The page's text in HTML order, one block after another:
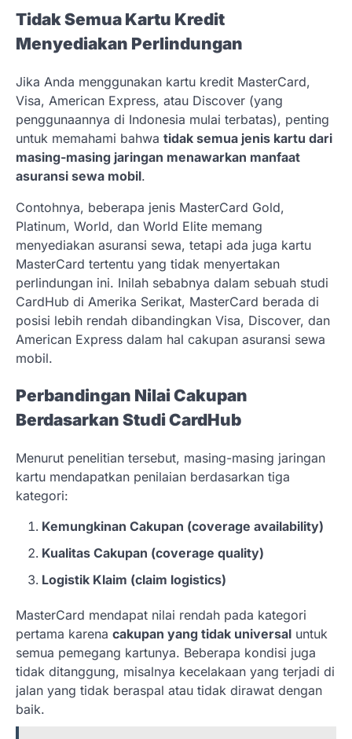
Tidak Semua Kartu Kredit
Menyediakan Perlindungan
Jika Anda menggunakan kartu kredit MasterCard,
Visa, American Express, atau Discover (yang
penggunaannya di Indonesia mulai terbatas), penting
untuk memahami bahwa tidak semua jenis kartu dari
masing-masing jaringan menawarkan manfaat
asuransi sewa mobil.
Contohnya, beberapa jenis MasterCard Gold,
Platinum, World, dan World Elite memang
menyediakan asuransi sewa, tetapi ada juga kartu
MasterCard tertentu yang tidak menyertakan
perlindungan ini. Inilah sebabnya dalam sebuah studi
CardHub di Amerika Serikat, MasterCard berada di
posisi lebih rendah dibandingkan Visa, Discover, dan
American Express dalam hal cakupan asuransi sewa
mobil.
Perbandingan Nilai Cakupan
Berdasarkan Studi CardHub
Menurut penelitian tersebut, masing-masing jaringan
kartu mendapatkan penilaian berdasarkan tiga
kategori:
Kemungkinan Cakupan (coverage availability)
Kualitas Cakupan (coverage quality)
Logistik Klaim (claim logistics)
MasterCard mendapat nilai rendah pada kategori
pertama karena cakupan yang tidak universal untuk
semua pemegang kartunya. Beberapa kondisi juga
tidak ditanggung, misalnya kecelakaan yang terjadi di
jalan yang tidak beraspal atau tidak dirawat dengan
baik.